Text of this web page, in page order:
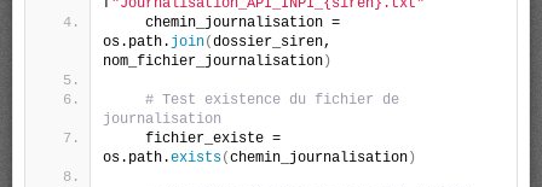
f "Journalisation_API_INPI_{siren}.txt"
    chemin_journalisation =
os.path. join(dossier_siren,
nom_fichier_journalisation )
# Test existence du fichier de
journalisation
    fichier_existe =
os.path.exists(chemin_journalisation )